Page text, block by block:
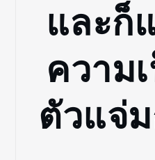
และก็
ความ
ตัวแจ่